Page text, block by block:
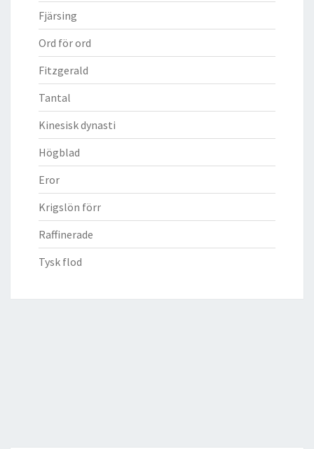
Fjärsing
Ord för ord
Fitzgerald
Tantal
Kinesisk dynasti
Högblad
Eror
Krigslön förr
Raffinerade
Tysk flod